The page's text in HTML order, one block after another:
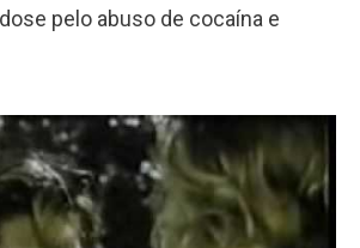
pelo abuso de cocaína e